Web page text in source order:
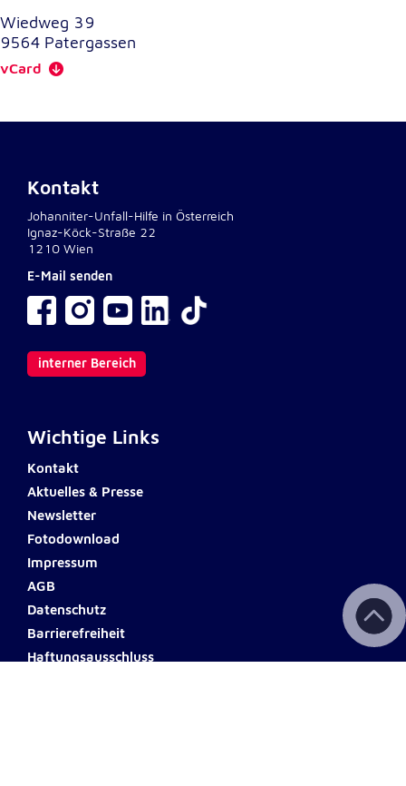
Wiedweg 39
9564 Patergassen
vCard
Kontakt
Johanniter-Unfall-Hilfe in Österreich
Ignaz-Köck-Straße 22
1210 Wien
E-Mail senden
interner Bereich
Wichtige Links
Kontakt
Aktuelles & Presse
Newsletter
Fotodownload
Impressum
AGB
Datenschutz
Barrierefreiheit
Haftungsausschluss
Externe Dienste
Um Inhalte von Videoplattformen und
Kartendiensten anzeigen zu können, werden von
YouTube
Google LLC
Zweck:
Einbinden und Anzeigen von Videos
Name:
Anbieter:
Zweck:
Einbinden von interaktiven Google Karten
Cookie Laufzeit: